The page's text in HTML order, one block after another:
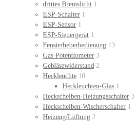
drittes Bremslicht 1
ESP-Schalter 1
ESP-Sensor 1
ESP-Steuergerät 1
Fensterheberbedienung 13
Gas-Potentiometer 3
Gebläsewiderstand 2
Heckleuchte 10
Heckleuchten-Glas 1
Heckscheiben-Heizungsschalter 3
Heckscheiben-Wischerschalter 1
Heizung/Lüftung 2